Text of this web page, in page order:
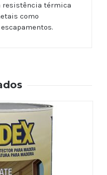
resistência térmica
como